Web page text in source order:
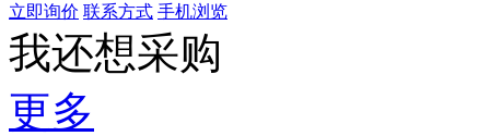
立即询价 联系方式 手机浏览
我还想采购
更多